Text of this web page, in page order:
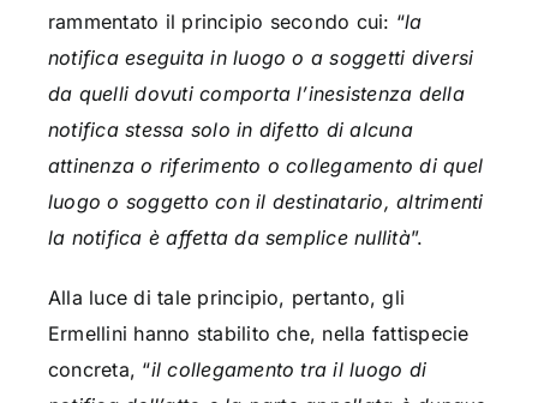
rammentato il principio secondo cui: “la
notifica eseguita in luogo o a soggetti diversi
da quelli dovuti comporta l’inesistenza della
notifica stessa solo in difetto di alcuna
attinenza o riferimento o collegamento di quel
luogo o soggetto con il destinatario, altrimenti
la notifica è affetta da semplice nullità”.
Alla luce di tale principio, pertanto, gli
Ermellini hanno stabilito che, nella fattispecie
concreta, “il collegamento tra il luogo di